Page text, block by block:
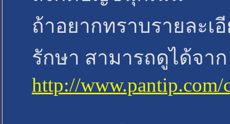
ถ้าอยากทราบรายละเ
รักษา สามารถดูได้จา
http://www.pantip.com/